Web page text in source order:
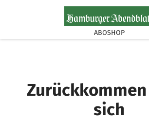
ABOSHOP
sich